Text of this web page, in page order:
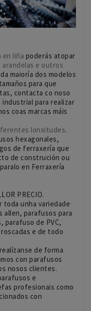
en liña poderás atopar
arandelas e outros
maioría dos modelos
para que
contacta co noso
para realizar
coas marcas máis
lonxitudes.
hexagonales,
de ferraxería que
de construción ou
en Ferraxería
PRECIO.
toda unha variedade
allen, parafusos para
parafuso de PVC,
e de todo
de forma
con parafusos
nosos clientes.
e
profesionais como
con